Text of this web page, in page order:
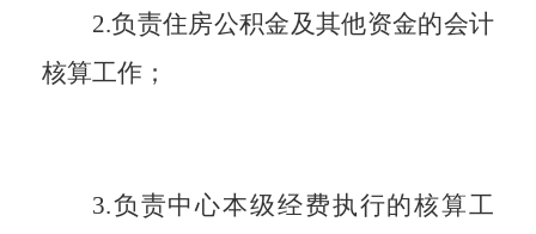
2.负责住房公积金及其他资金的会计
核算工作；
3.负责中心本级经费执行的核算工